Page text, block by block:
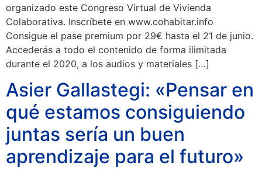
organizado este Congreso Virtual de Vivienda
Colaborativa. Inscríbete en www.cohabitar.info
Consigue el pase premium por 29€ hasta el 21 de junio.
Accederás a todo el contenido de forma ilimitada
durante el 2020, a los audios y materiales […]
Asier Gallastegi: «Pensar en
qué estamos consiguiendo
juntas sería un buen
aprendizaje para el futuro»